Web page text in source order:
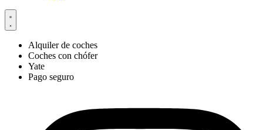
Alquiler de coches
Coches con chófer
Yate
Pago seguro